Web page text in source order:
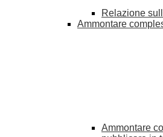
Relazione
Ammontare
Ammontare